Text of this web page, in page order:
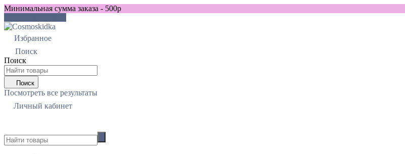
Минимальная сумма заказа - 500р
Избранное
Поиск
Поиск
Поиск
Посмотреть все результаты
Личный кабинет